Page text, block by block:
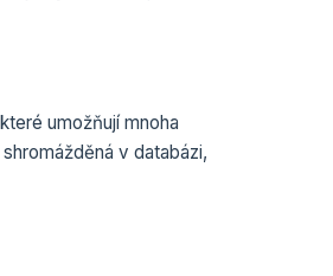
umožňují mnoha
v databázi,